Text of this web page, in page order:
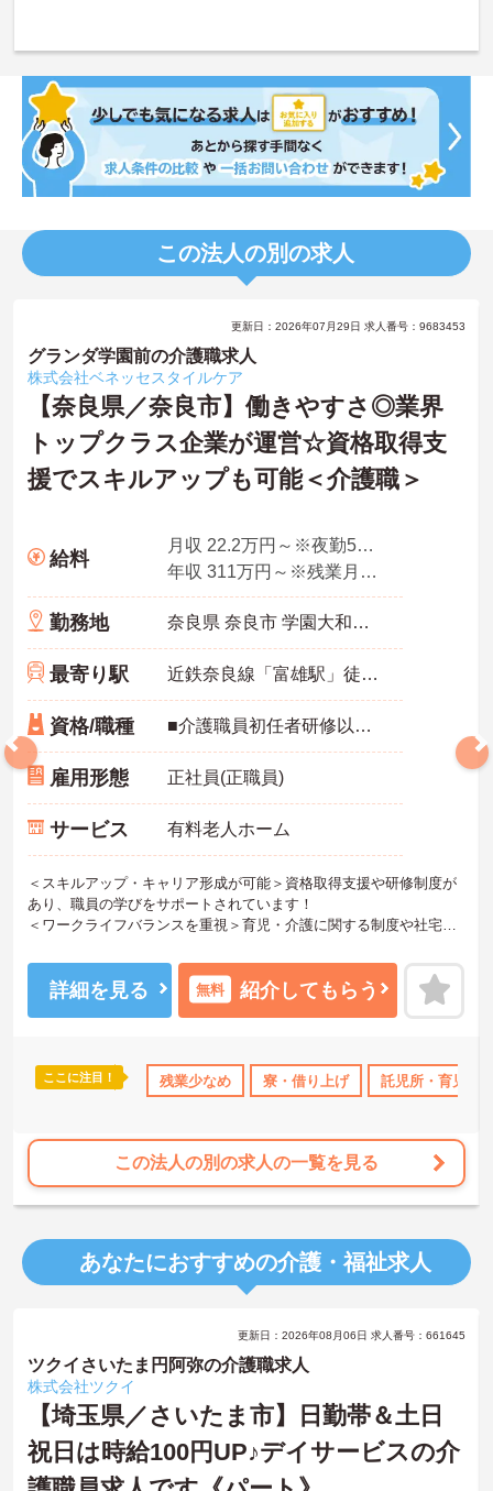
この法人の別の求人
寮・借り上げ 託児所・育児補助 無資格OK 年間休日110
更新日：2026年07月29日 求人番号：9683453
グランダ学園前の介護職求人
株式会社ベネッセスタイルケア
【奈良県／奈良市】働きやすさ◎業界
トップクラス企業が運営☆資格取得支
援でスキルアップも可能＜介護職＞
給料
月収 22.2万円～※夜勤5回想定
年収 311万円～※残業月10時間、夜勤平均5回、各種手当・賞与を含んだ例です
勤務地 奈良県 奈良市 学園大和町5-748-1
最寄り駅 近鉄奈良線「富雄駅」徒歩12分
資格/職種 ■介護職員初任者研修以上 ※無資格の方も応募可（資格支援制度あり）
雇用形態 正社員(正職員)
サービス 有料老人ホーム
＜スキルアップ・キャリア形成が可能＞資格取得支援や研修制度が
あり、職員の学びをサポートされています！
＜ワークライフバランスを重視＞育児・介護に関する制度や社宅制
＜寄り添ったケアの実施＞利用者さまに深く寄り添ったサービスの
提供を目指し、職員の専門性を高めるような人材育成にも注力され
詳細を見る 無料 紹介してもらう
ここに注目！ 残業少なめ 寮・借り上げ 託児所・育児補
この法人の別の求人の一覧を見る
あなたにおすすめの介護・福祉求人
更新日：2026年08月06日 求人番号：661645
ツクイさいたま円阿弥の介護職求人
株式会社ツクイ
【埼玉県／さいたま市】日勤帯＆土日
祝日は時給100円UP♪デイサービスの介